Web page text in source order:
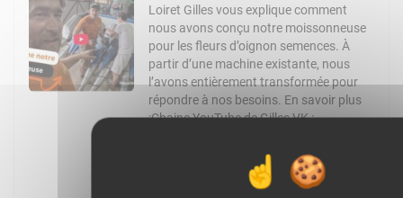
Loiret Gilles vous explique comment
nous avons conçu notre moissonneuse
pour les fleurs d’oignon semences. À
partir d’une machine existante, nous
l’avons entièrement transformée pour
répondre à nos besoins. En savoir plus
:Chaine YouTube de Gilles VK :
: @gilles_vk Facebook :
https://www.facebook.com/Gilles_vk-
1728424127434851 Article de WikiAgri